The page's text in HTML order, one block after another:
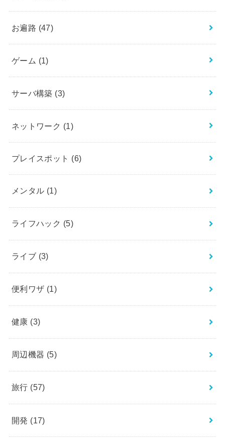
お遍路 (47)
ゲーム (1)
サーバ構築 (3)
ネットワーク (1)
プレイスポット (6)
メンタル (1)
ライフハック (5)
ライブ (3)
便利ワザ (1)
健康 (3)
周辺機器 (5)
旅行 (57)
開発 (17)